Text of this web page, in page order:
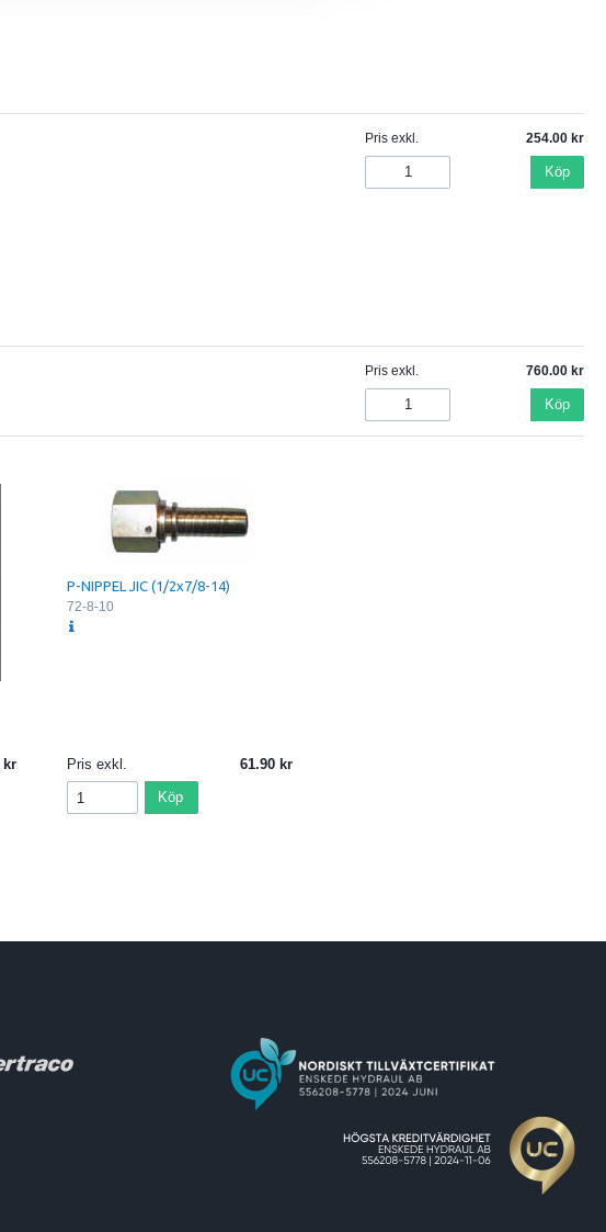
Pris exkl. 254.00
Köp
Pris exkl. 760.00
Köp
P-NIPPEL JIC (1/2x7/8-14)
72-8-10
Pris exkl. 61.90
Köp